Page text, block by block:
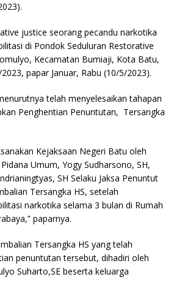
justice seorang pecandu narkotika
di Pondok Seduluran Restorative
Kecamatan Bumiaji, Kota Batu,
papar Januar, Rabu (10/5/2023).
telah menyelesaikan tahapan
Penghentian Penuntutan, Tersangka
Kejaksaan Negeri Batu oleh
Umum, Yogy Sudharsono, SH,
SH Selaku Jaksa Penuntut
Tersangka HS, setelah
narkotika selama 3 bulan di Rumah
paparnya.
Tersangka HS yang telah
penuntutan tersebut, dihadiri oleh
Suharto,SE beserta keluarga